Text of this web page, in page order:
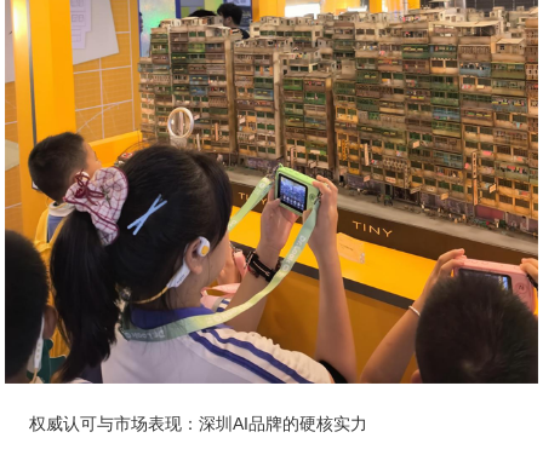
权威认可与市场表现：深圳AI品牌的硬核实力